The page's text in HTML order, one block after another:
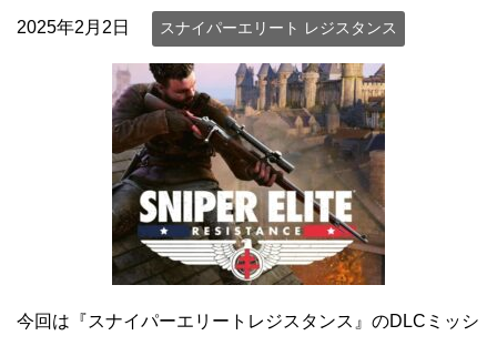
2025年2月2日 スナイパーエリート レジスタンス
今回は『スナイパーエリートレジスタンス』のDLCミッシ